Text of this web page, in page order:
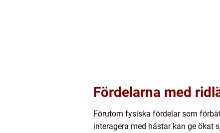
Fördelarna med
Förutom fysiska fördelar som
interagera med hästar kan ge ökat